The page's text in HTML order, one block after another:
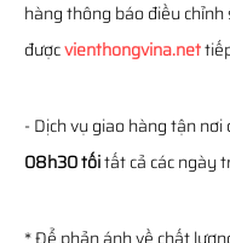
hàng thông báo điều
đượcvienthongvina.net
- Dịch vụ giao hàng tận
08h30 tốitất cả các ngày